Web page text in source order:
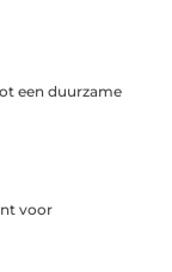
een duurzame
voor